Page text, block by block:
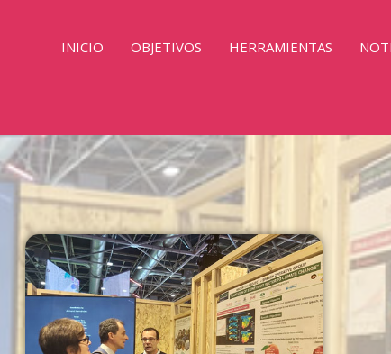
INICIO OBJETIVOS HERRAMIENTAS